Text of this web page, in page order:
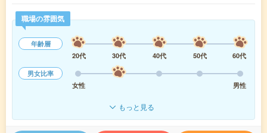
職場の雰囲気
年齢層
20代
30代 40代 50代
60代
男女比率
女性
男性
もっと見る